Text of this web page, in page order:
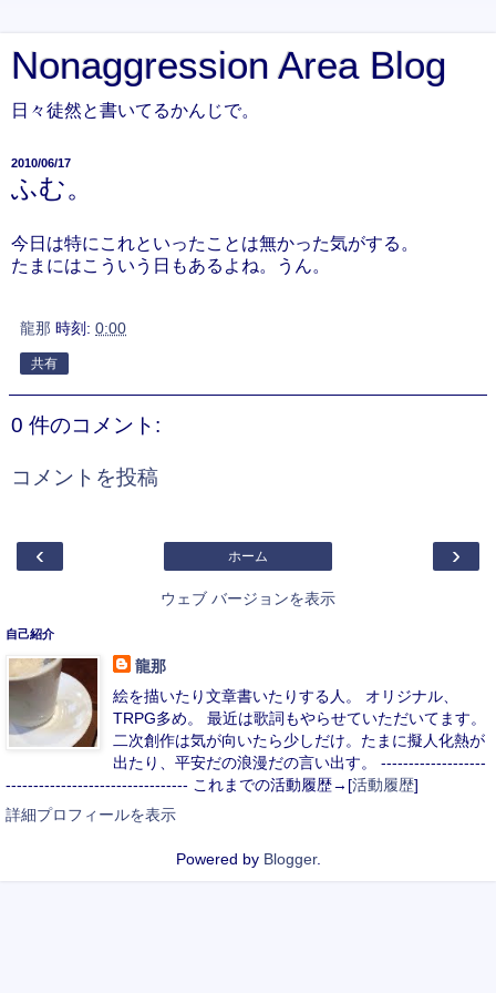
Nonaggression Area Blog
日々徒然と書いてるかんじで。
2010/06/17
ふむ。
今日は特にこれといったことは無かった気がする。
たまにはこういう日もあるよね。うん。
龍那 時刻: 0:00
共有
0 件のコメント:
コメントを投稿
‹ ›
ホーム
ウェブ バージョンを表示
自己紹介
龍那
絵を描いたり文章書いたりする人。 オリジナル、
TRPG多め。 最近は歌詞もやらせていただいてます。
二次創作は気が向いたら少しだけ。たまに擬人化熱が
出たり、平安だの浪漫だの言い出す。 -------------------
--------------------------------- これまでの活動履歴→[活動履歴]
詳細プロフィールを表示
Powered by Blogger.